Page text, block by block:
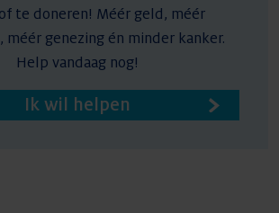
te doneren! Méér geld, méér
méér genezing én minder kanker.
Help vandaag nog!
Ik wil helpen